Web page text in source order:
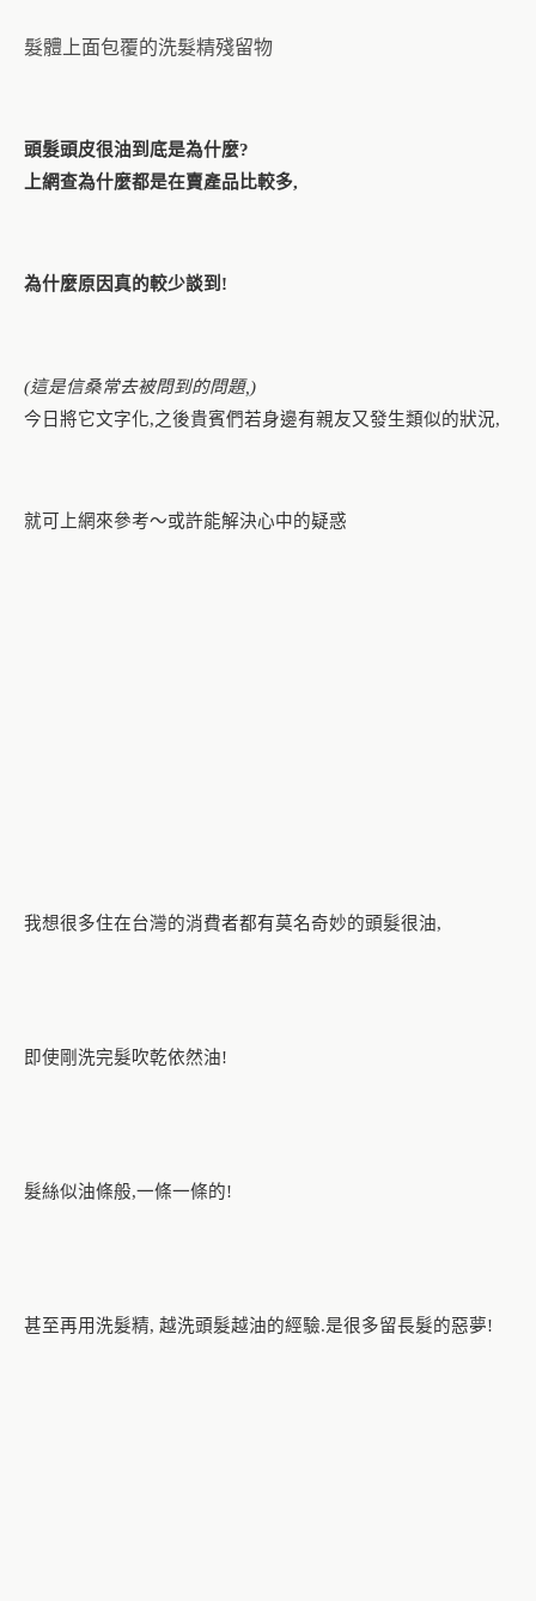
髮體上面包覆的洗髮精殘留物
頭髮頭皮很油到底是為什麼?
上網查為什麼都是在賣產品比較多,
為什麼原因真的較少談到!
(這是信桑常去被問到的問題,)
今日將它文字化,之後貴賓們若身邊有親友又發生類似的狀況,
就可上網來參考～或許能解決心中的疑惑
我想很多住在台灣的消費者都有莫名奇妙的頭髮很油,
即使剛洗完髮吹乾依然油!
髮絲似油條般,一條一條的!
甚至再用洗髮精, 越洗頭髮越油的經驗.是很多留長髮的惡夢!